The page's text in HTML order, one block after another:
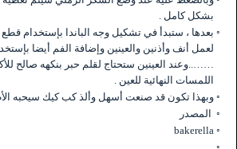
بشكل كامل .
بعدها ، ستبدأ في تشكيل وجه الباندا بإستخدام قطع
لعمل أنف وأذنين والعينين وإضافة الفم أيضا
……..وعند العينين ستحتاج لقلم حبر بنكهه صالح
اللمسات النهائية للعين .
وبهذا تكون قد صنعت أسهل وألذ كب كيك سيحبه
المصدر
bakerella